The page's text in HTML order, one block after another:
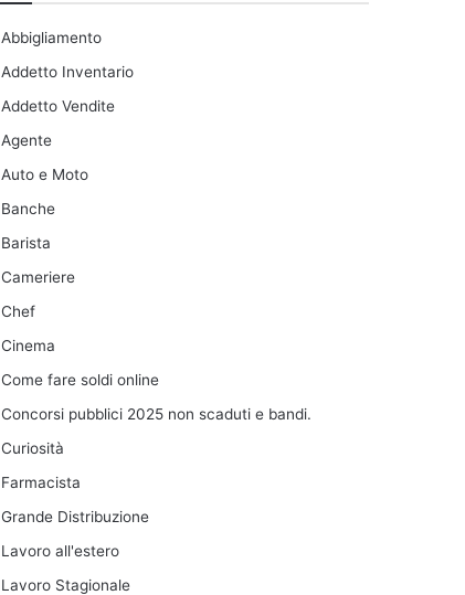
Abbigliamento
Addetto Inventario
Addetto Vendite
Agente
Auto e Moto
Banche
Barista
Cameriere
Chef
Cinema
Come fare soldi online
Concorsi pubblici 2025 non scaduti e bandi.
Curiosità
Farmacista
Grande Distribuzione
Lavoro all'estero
Lavoro Stagionale